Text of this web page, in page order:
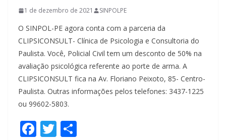
1 de dezembro de 2021 SINPOLPE
O SINPOL-PE agora conta com a parceria da
CLIPSICONSULT- Clínica de Psicologia e Consultoria do
Paulista. Você, Policial Civil tem um desconto de 50% na
avaliação psicológica referente ao porte de arma. A
CLIPSICONSULT fica na Av. Floriano Peixoto, 85- Centro-
Paulista. Outras informações pelos telefones: 3437-1225
ou 99602-5803.
F T